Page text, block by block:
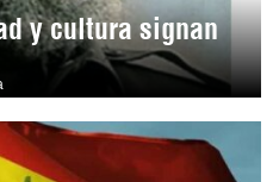
y cultura signan